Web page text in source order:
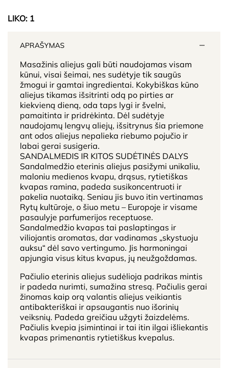
LIKO: 1
APRAŠYMAS
Masažinis aliejus gali būti naudojamas visam
kūnui, visai šeimai, nes sudėtyje tik saugūs
žmogui ir gamtai ingredientai. Kokybiškas kūno
aliejus tikamas išsitrinti odą po pirties ar
kiekvieną dieną, oda taps lygi ir švelni,
pamaitinta ir pridrėkinta. Dėl sudėtyje
naudojamų lengvų aliejų, išsitrynus šia priemone
ant odos aliejus nepalieka riebumo pojučio ir
labai gerai susigeria.
SANDALMEDIS IR KITOS SUDĖTINĖS DALYS
Sandalmedžio eterinis aliejus pasižymi unikaliu,
maloniu medienos kvapu, drąsus, rytietiškas
kvapas ramina, padeda susikoncentruoti ir
pakelia nuotaiką. Seniau jis buvo itin vertinamas
Rytų kultūroje, o šiuo metu – Europoje ir visame
pasaulyje parfumerijos receptuose.
Sandalmedžio kvapas tai paslaptingas ir
viliojantis aromatas, dar vadinamas „skystuoju
auksu“ dėl savo vertingumo. Jis harmoningai
apjungia visus kitus kvapus, jų neužgoždamas.
Pačiulio eterinis aliejus sudėlioja padrikas mintis
ir padeda nurimti, sumažina stresą. Pačiulis gerai
žinomas kaip orą valantis aliejus veikiantis
antibakteriškai ir apsaugantis nuo išorinių
veiksnių. Padeda greičiau užgyti žaizdelėms.
Pačiulis kvepia įsimintinai ir tai itin ilgai išliekantis
kvapas primenantis rytietiškus kvepalus.